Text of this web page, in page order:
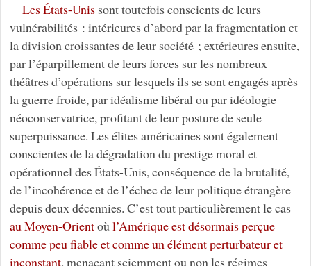
Les États-Unissont toutefois conscients de leurs
vulnérabilités : intérieures d’abord par la fragmentation et
la division croissantes de leur société ; extérieures ensuite,
par l’éparpillement de leurs forces sur les nombreux
théâtres d’opérations sur lesquels ils se sont engagés après
la guerre froide, par idéalisme libéral ou par idéologie
néoconservatrice, profitant de leur posture de seule
superpuissance. Les élites américaines sont également
conscientes de la dégradation du prestige moral et
opérationnel des États-Unis, conséquence de la brutalité,
de l’incohérence et de l’échec de leur politique étrangère
depuis deux décennies. C’est tout particulièrement le cas
au Moyen-Orientoùl’Amérique est désormais perçue
comme peu fiable et comme un élément perturbateur et
inconstant, menaçant sciemment ou non les régimes